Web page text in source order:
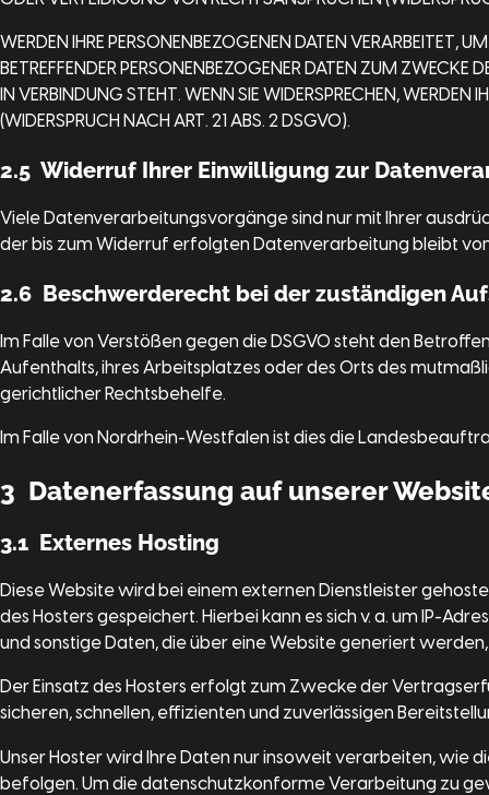
WERDEN IHRE PERSONENBEZOGENEN DATEN VERARBEITET,
BETREFFENDER PERSONENBEZOGENER DATEN ZUM ZWECKE
IN VERBINDUNG STEHT. WENN SIE WIDERSPRECHEN,
(WIDERSPRUCH NACH ART. 21 ABS. 2 DSGVO).
2.5 Widerruf Ihrer Einwilligung zur
Viele Datenverarbeitungsvorgänge sind nur mit Ihrer
der bis zum Widerruf erfolgten Datenverarbeitung bleibt
2.6 Beschwerderecht bei der zuständigen
Im Falle von Verstößen gegen die DSGVO steht den
Aufenthalts, ihres Arbeitsplatzes oder des Orts des
gerichtlicher Rechtsbehelfe.
Im Falle von Nordrhein-Westfalen ist dies die
3 Datenerfassung auf unserer
3.1 Externes Hosting
Diese Website wird bei einem externen Dienstleister
des Hosters gespeichert. Hierbei kann es sich v. a. um IP-
und sonstige Daten, die über eine Website generiert
Der Einsatz des Hosters erfolgt zum Zwecke der
sicheren, schnellen, effizienten und zuverlässigen
Unser Hoster wird Ihre Daten nur insoweit verarbeiten, wie
befolgen. Um die datenschutzkonforme Verarbeitung zu